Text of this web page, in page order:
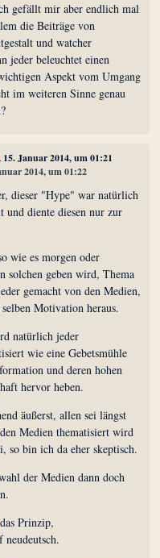
gefällt mir aber endlich mal
die Beiträge von
und watcher
jeder beleuchtet einen
Aspekt vom Umgang
im weiteren Sinne genau
15. Januar 2014, um 01:21
2014, um 01:22
dieser "Hype" war natürlich
und diente diesen nur zur
wie es morgen oder
solchen geben wird, Thema
gemacht von den Medien,
Motivation heraus.
natürlich jeder
wie eine Gebetsmühle
und deren hohen
hervor heben.
äußerst, allen sei längst
Medien thematisiert wird
so bin ich da eher skeptisch.
der Medien dann doch
Prinzip,